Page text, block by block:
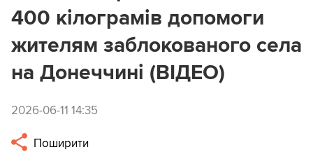
400 кілограмів допомоги
жителям заблокованого села
на Донеччині (ВІДЕО)
2026-06-11 14:35
Поширити